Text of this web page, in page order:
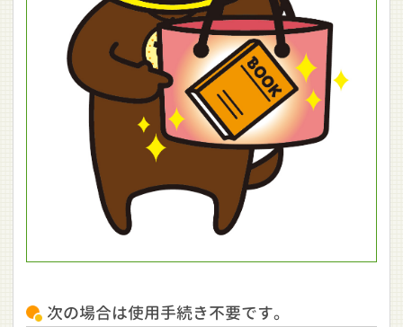
次の場合は使用手続き不要です。